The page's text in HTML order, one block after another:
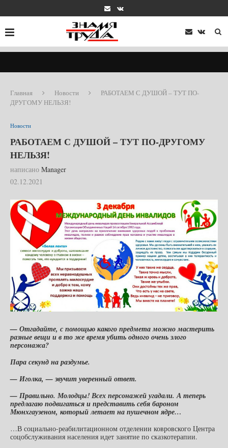
Главная Новости
РАБОТАЕМ С ДУШОЙ – ТУТ ПО-
ДРУГОМУ НЕЛЬЗЯ!
Новости
РАБОТАЕМ С ДУШОЙ – ТУТ ПО-ДРУГОМУ
НЕЛЬЗЯ!
написано Manager
02.12.2021
— Отгадайте, с помощью какого предмета можно мастерить
разные вещи и в то же время убить одного очень злого
персонажа?
Пара секунд на раздумье.
— Иголка, — звучит уверенный ответ.
— Правильно. Молодцы! Всех персонажей угадали. А теперь
предлагаю подвигаться и представить себя бароном
Мюнхгаузеном, который летает на пушечном ядре…
…В социально-реабилитационном отделении ковровского Центра
соцобслуживания населения идет занятие по сказкотерапии.